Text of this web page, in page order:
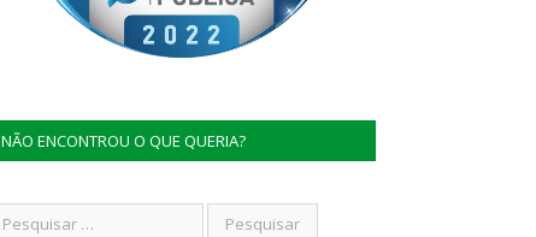
NÃO ENCONTROU O QUE QUERIA?